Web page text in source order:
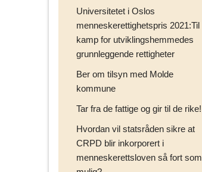
Universitetet i Oslos
menneskerettighetspris 2021:Til
kamp for utviklingshemmedes
grunnleggende rettigheter
Ber om tilsyn med Molde
kommune
Tar fra de fattige og gir til de rike!
Hvordan vil statsråden sikre at
CRPD blir inkorporert i
menneskerettsloven så fort som